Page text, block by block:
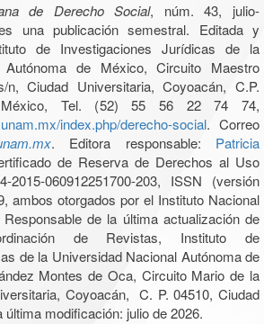
de Derecho Social, núm. 43, julio-
una publicación semestral. Editada y
de Investigaciones Jurídicas de la
Autónoma de México, Circuito Maestro
Ciudad Universitaria, Coyoacán, C.P.
México, Tel. (52) 55 56 22 74 74,
index.php/derecho-social. Correo
. Editora responsable: Patricia
de Reserva de Derechos al Uso
2015-060912251700-203, ISSN (versión
ambos otorgados por el Instituto Nacional
de la última actualización de
de Revistas, Instituto de
de la Universidad Nacional Autónoma de
Montes de Oca, Circuito Mario de la
Coyoacán, C. P. 04510, Ciudad
modificación: julio de 2026.